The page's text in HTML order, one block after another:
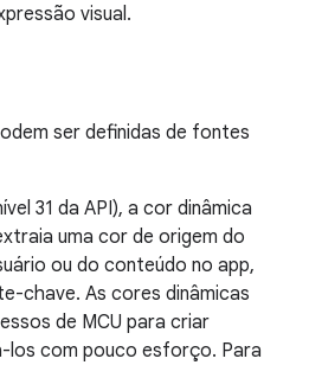
visual.
ser definidas de fontes
31 da API), a cor dinâmica
uma cor de origem do
ou do conteúdo no app,
chave. As cores dinâmicas
de MCU para criar
los com pouco esforço. Para